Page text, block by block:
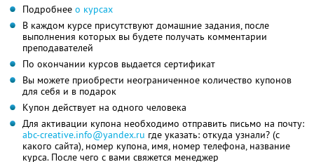
Подробнее о курсах
В каждом курсе присутствуют домашние задания, после
выполнения которых вы будете получать комментарии
преподавателей
По окончании курсов выдается сертификат
Вы можете приобрести неограниченное количество купонов
для себя и в подарок
Купон действует на одного человека
Для активации купона необходимо отправить письмо на почту:
abc-creative.info@yandex.ru где указать: откуда узнали? (с
какого сайта), номер купона, имя, номер телефона, название
курса. После чего с вами свяжется менеджер